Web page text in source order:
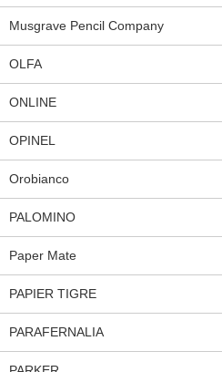
Musgrave Pencil Company
OLFA
ONLINE
OPINEL
Orobianco
PALOMINO
Paper Mate
PAPIER TIGRE
PARAFERNALIA